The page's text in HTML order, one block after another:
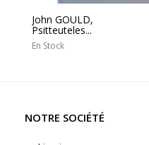
John GOULD,
Psitteuteles...
En Stock
NOTRE SOCIÉTÉ